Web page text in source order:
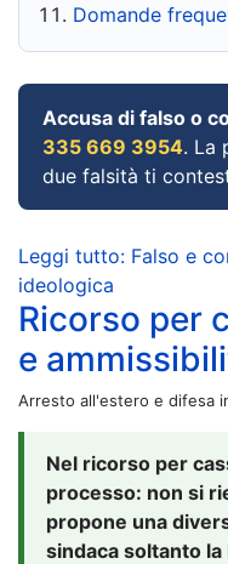
Domande
Accusa di falso o
335 669 3954. La
due falsità ti
Leggi tutto: Falso e
ideologica
Ricorso per
e
Arresto all'estero e difesa
Nel ricorso per
processo: non si
propone una
sindaca soltanto